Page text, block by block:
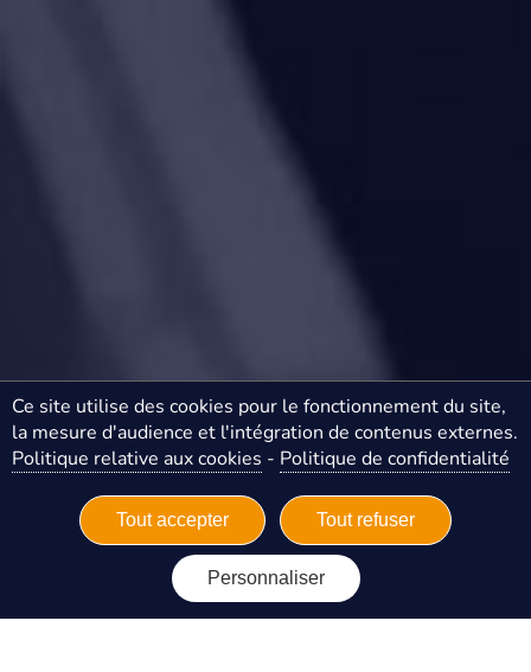
Ce site utilise des cookies pour le fonctionnement du site,
la mesure d'audience et l'intégration de contenus externes.
Politique relative aux cookies - Politique de confidentialité
Tout accepter Tout refuser
Personnaliser